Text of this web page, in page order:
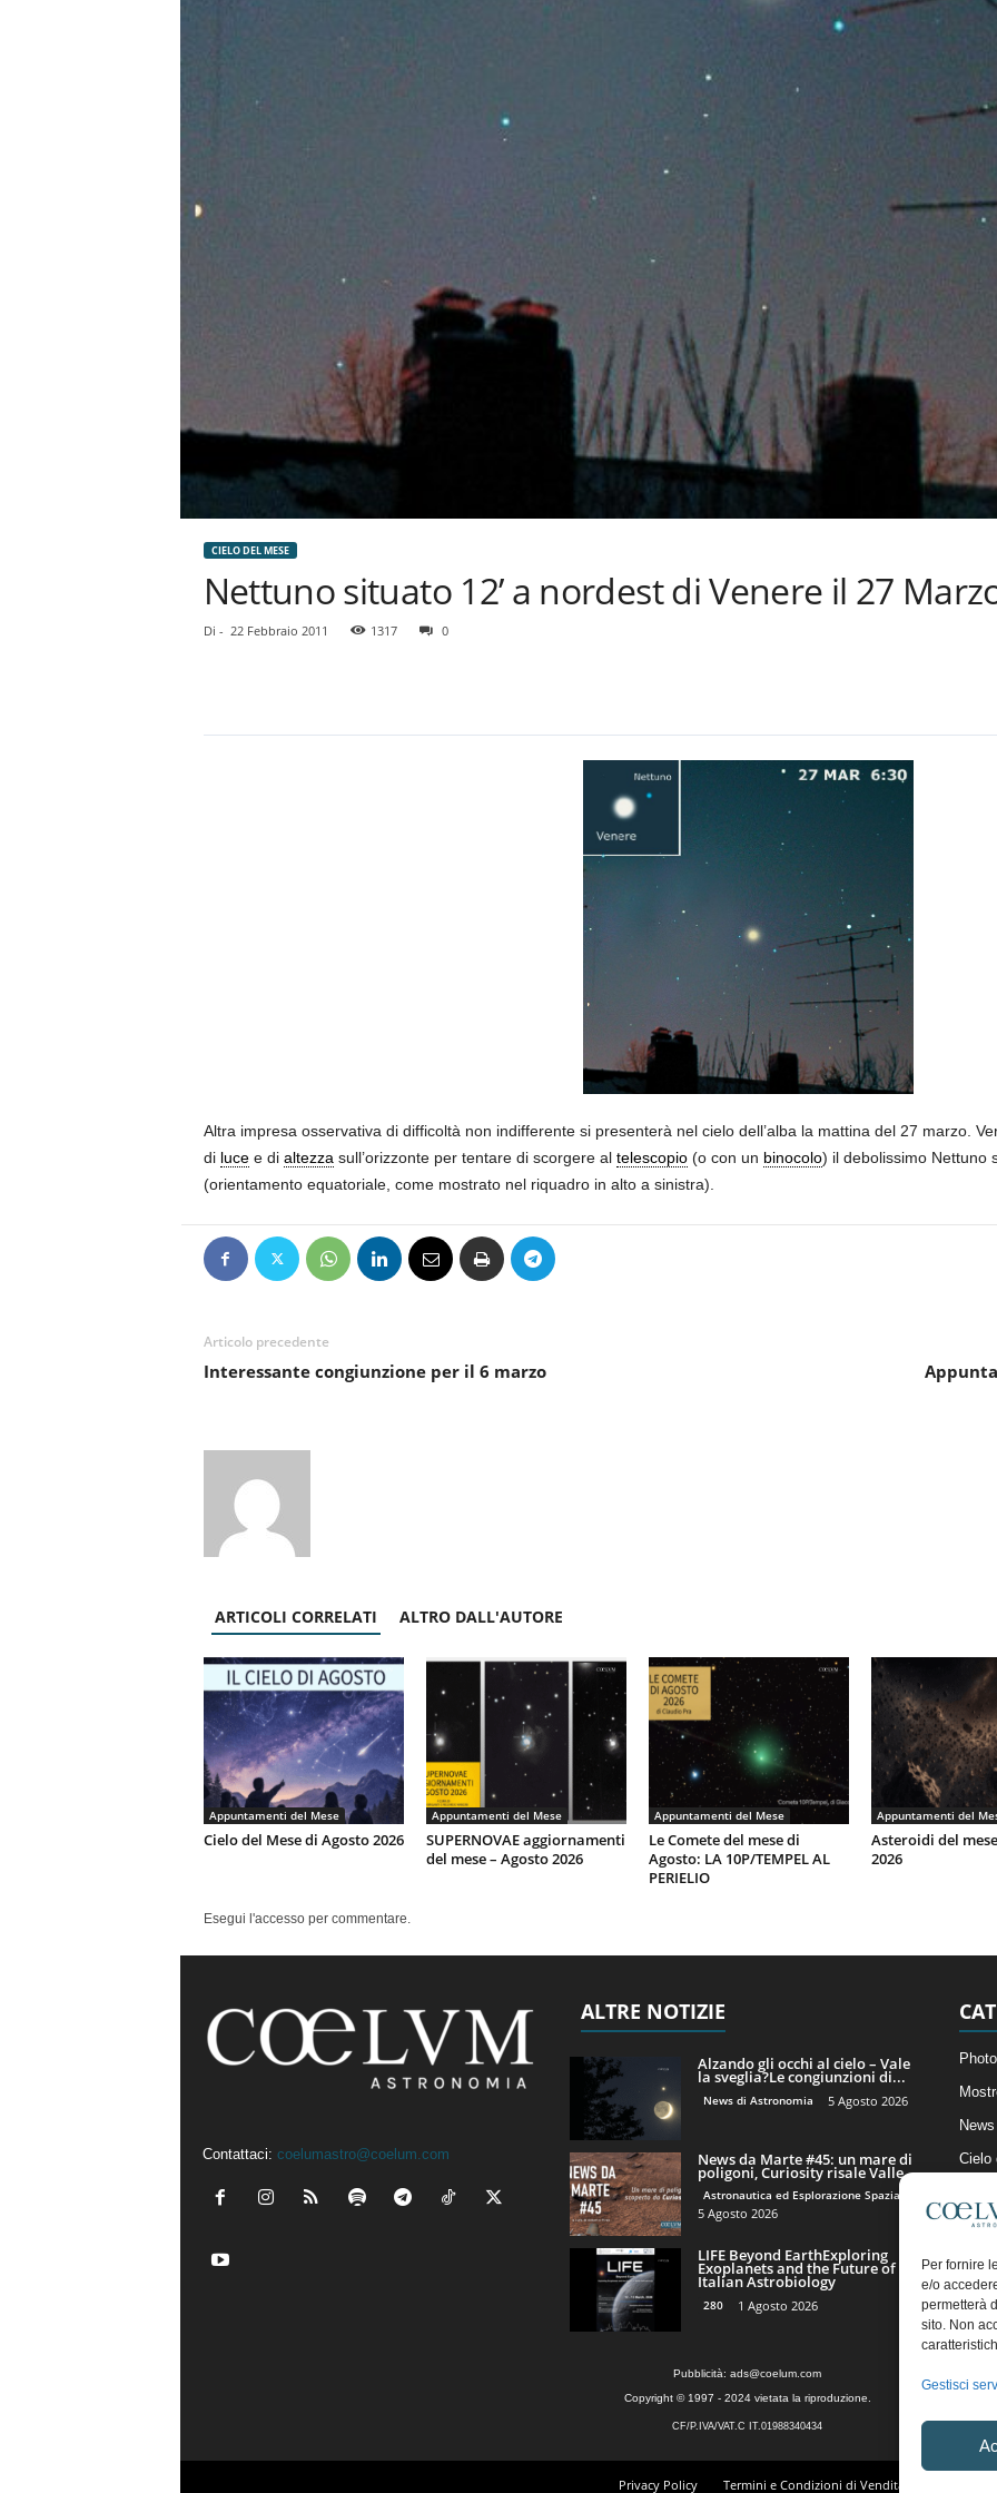
Per fornire
e/o
permetterà
sito. Non
Gestisci
CIELO DEL MESE
Nettuno situato 12’ a nordest di Venere il 27
Di - 22 Febbraio 2011 1317 0
Altra impresa osservativa di difficoltà non indifferente si presenterà nel cielo dell’alba la mattina del 27 marzo.
di lucee di altezza sull’orizzonte per tentare di scorgere al telescopio(o con un binocolo) il debolissimo Nettuno
(orientamento equatoriale, come mostrato nel riquadro in alto a sinistra).
Articolo precedente
Interessante congiunzione per il 6 marzo
ARTICOLI CORRELATI ALTRO DALL'AUTORE
Appuntamenti del Mese
Cielo del Mese di Agosto 2026
Appuntamenti del Mese
SUPERNOVAE aggiornamenti
del mese – Agosto 2026
Appuntamenti del Mese
Le Comete del mese di
Agosto: LA 10P/TEMPEL AL
PERIELIO
Appuntamenti del
Asteroidi del
2026
Esegui l'accesso per commentare.
Contattaci: coelumastro@coelum.com
ALTRE NOTIZIE
Alzando gli occhi al cielo – Vale
la sveglia?Le congiunzioni di...
News di Astronomia 5 Agosto 2026
News da Marte #45: un mare di
poligoni, Curiosity risale Valle...
Astronautica ed Esplorazione Spaziale
5 Agosto 2026
LIFE Beyond EarthExploring
Exoplanets and the Future of
Italian Astrobiology
280 1 Agosto 2026
Cielo
Il
Pubblicità: ads@coelum.com
Copyright © 1997 - 2024 vietata la riproduzione.
CF/P.IVA/VAT.C IT.01988340434
Privacy Policy Termini e Condizioni di Vendita